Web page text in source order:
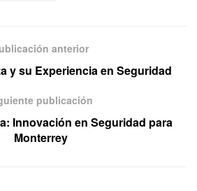
anterior
y su Experiencia en Seguridad
publicación
Innovación en Seguridad para
Monterrey